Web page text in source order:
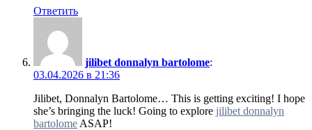
Ответить
jilibet donnalyn bartolome:
03.04.2026 в 21:36
Jilibet, Donnalyn Bartolome… This is getting exciting! I hope
she’s bringing the luck! Going to explore jilibet donnalyn
bartolome ASAP!